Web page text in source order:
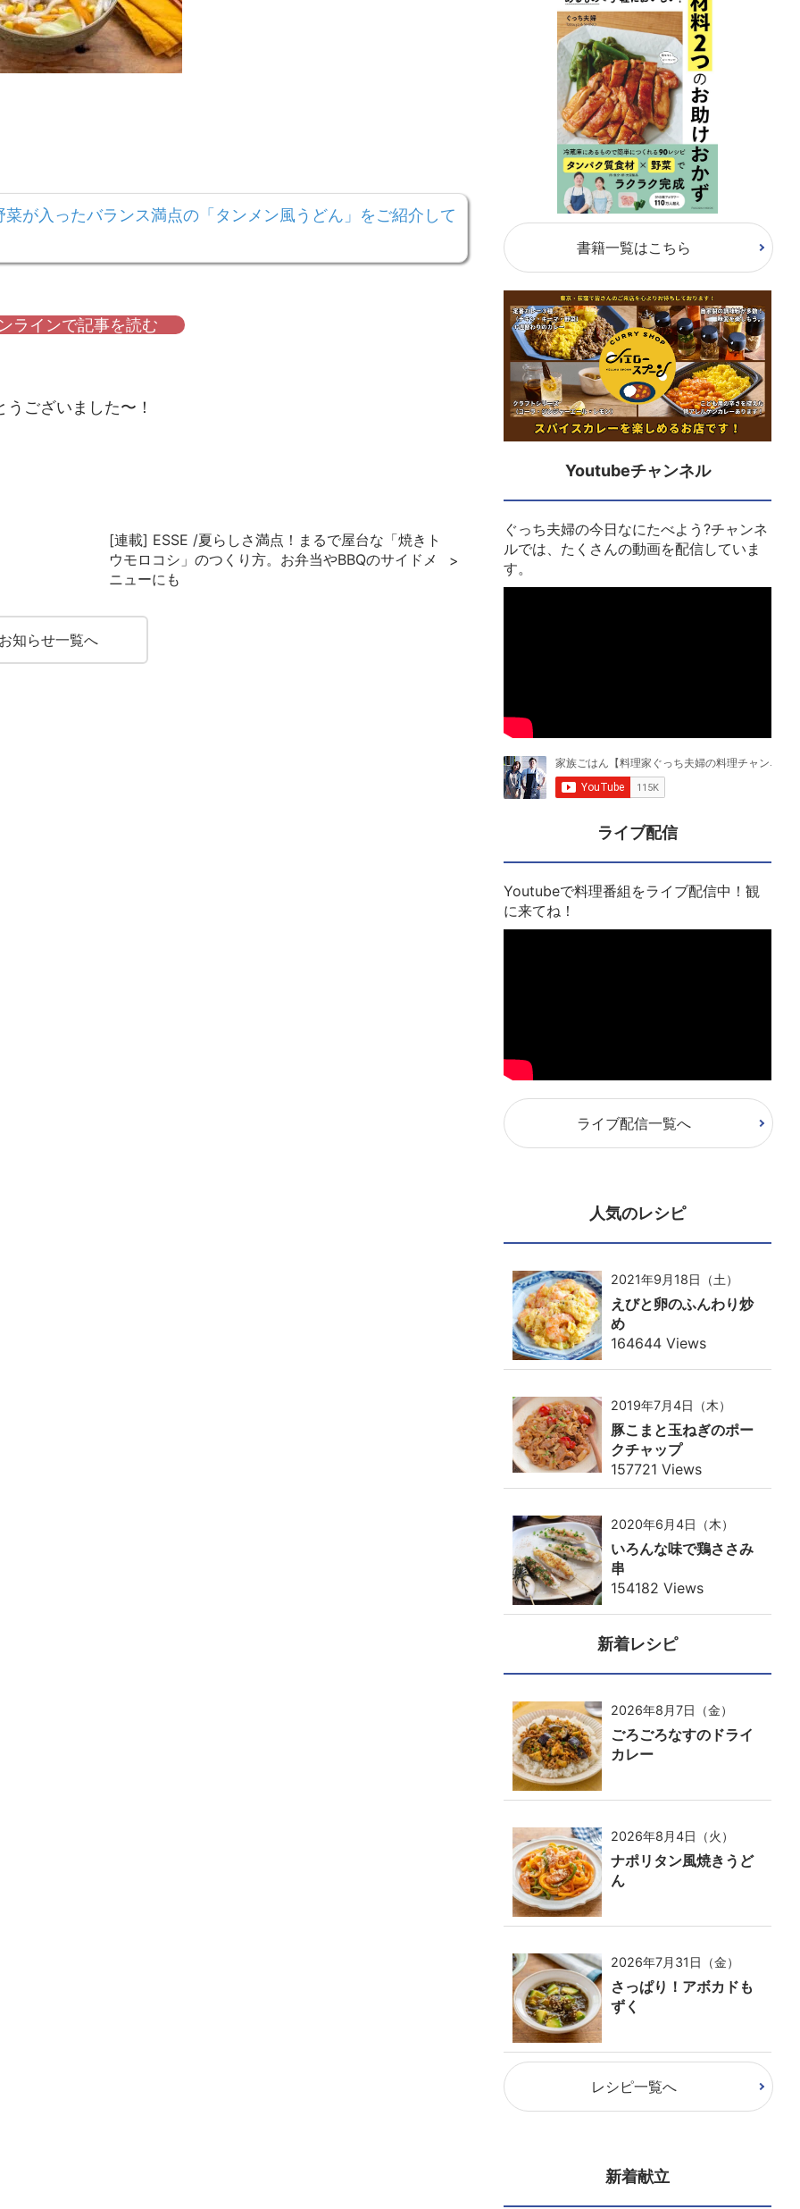
が入ったバランス満点の「タンメン風うどん」をご紹介して
ラインで記事を読む
うございました〜！
[連載] ESSE /夏らしさ満点！まるで屋台な「焼きト
ウモロコシ」のつくり方。お弁当やBBQのサイドメ
ニューにも
知らせ一覧へ
書籍一覧はこちら
Youtubeチャンネル
ぐっち夫婦の今日なにたべよう?チャンネ
ルでは、たくさんの動画を配信していま
す。
ライブ配信
Youtubeで料理番組をライブ配信中！観
に来てね！
ライブ配信一覧へ
人気のレシピ
2021年9月18日（土）
えびと卵のふんわり炒
め
164644 Views
2019年7月4日（木）
豚こまと玉ねぎのポー
クチャップ
157721 Views
2020年6月4日（木）
いろんな味で鶏ささみ
串
154182 Views
新着レシピ
2026年8月7日（金）
ごろごろなすのドライ
カレー
2026年8月4日（火）
ナポリタン風焼きうど
ん
2026年7月31日（金）
さっぱり！アボカドも
ずく
レシピ一覧へ
新着献立